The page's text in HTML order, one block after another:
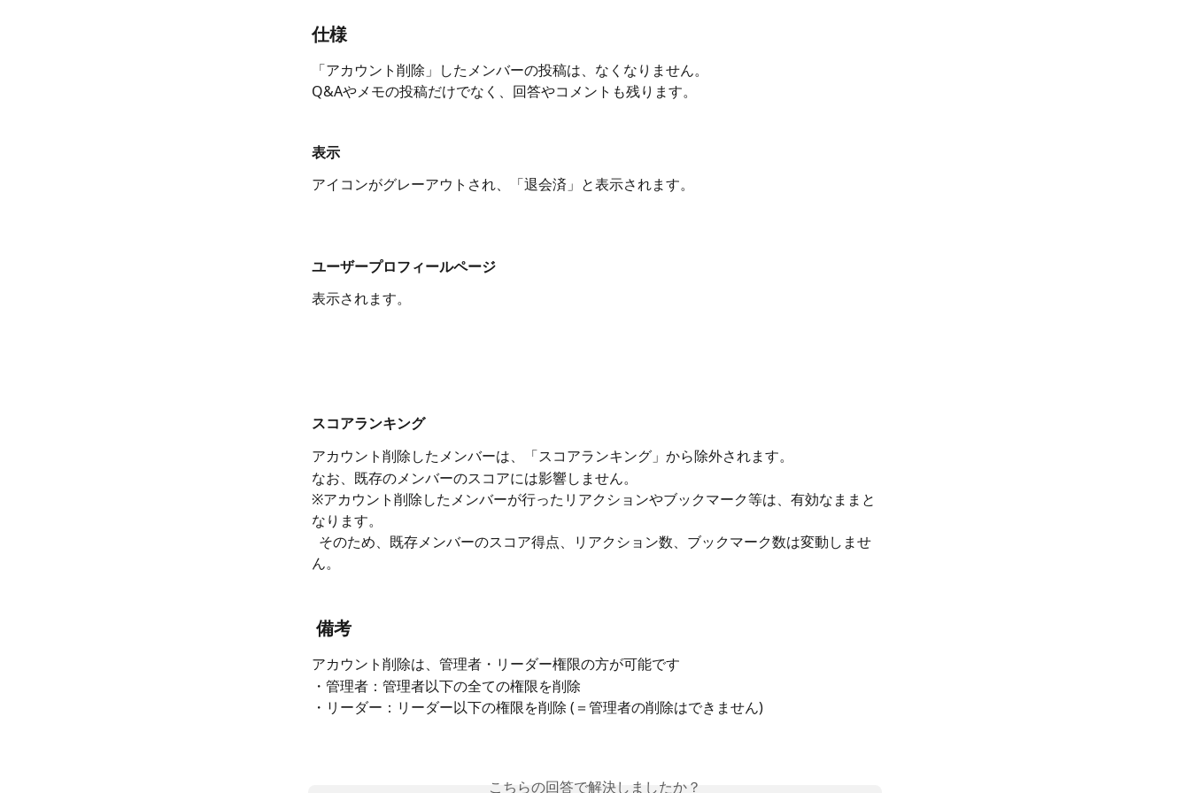
仕様
「アカウント削除」したメンバーの投稿は、なくなりません。
Q&Aやメモの投稿だけでなく、回答やコメントも残ります。
表示
アイコンがグレーアウトされ、「退会済」と表示されます。
ユーザープロフィールページ
表示されます。
スコアランキング
アカウント削除したメンバーは、「スコアランキング」から除外されます。
なお、既存のメンバーのスコアには影響しません。
※アカウント削除したメンバーが行ったリアクションやブックマーク等は、有効なままと
なります。
ん。
備考
アカウント削除は、管理者・リーダー権限の方が可能です
・管理者：管理者以下の全ての権限を削除
・リーダー：リーダー以下の権限を削除 (＝管理者の削除はできません)
こちらの回答で解決しましたか？